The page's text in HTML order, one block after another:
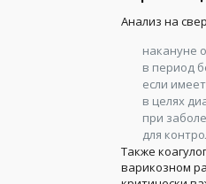
Анализ на
накануне
в период
если
в целях
при
для
Также
варикозном